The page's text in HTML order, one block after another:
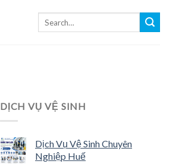
DỊCH VỤ VỆ SINH
Dịch Vụ Vệ Sinh Chuyên
Nghiệp Huế